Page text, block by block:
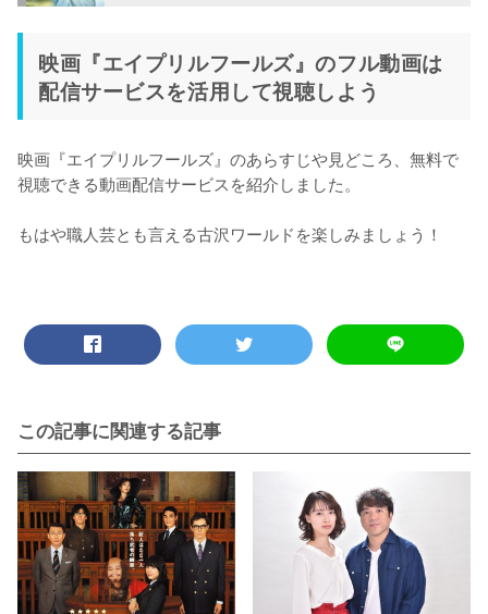
映画『エイプリルフールズ』のフル動画は
配信サービスを活用して視聴しよう
映画『エイプリルフールズ』のあらすじや見どころ、無料で
視聴できる動画配信サービスを紹介しました。
もはや職人芸とも言える古沢ワールドを楽しみましょう！
この記事に関連する記事